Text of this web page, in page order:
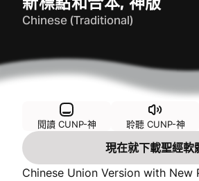
Chinese (Traditional)
閱讀 CUNP-神 聆聽 CUNP-神
現在就下載聖經軟
Chinese Union Version with New